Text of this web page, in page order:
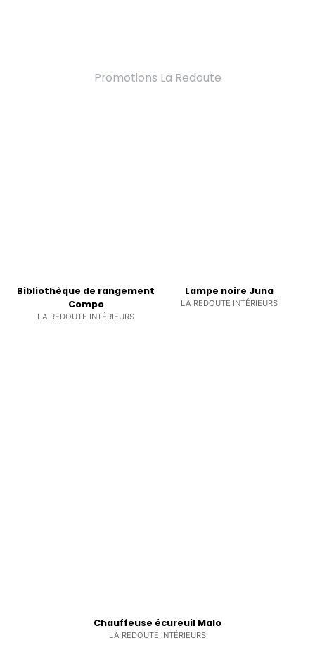
Promotions La Redoute
Bibliothèque de rangement
Compo
LA REDOUTE INTÉRIEURS
Lampe noire Juna
LA REDOUTE INTÉRIEURS
Chauffeuse écureuil Malo
LA REDOUTE INTÉRIEURS